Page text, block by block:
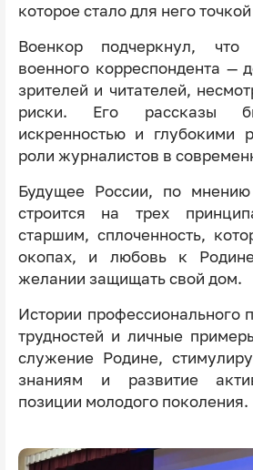
которое стало для него
Военкор подчеркнул, что
военного корреспондента —
зрителей и читателей,
риски. Его рассказы
искренностью и глубокими
роли журналистов в
Будущее России, по мнению
строится на трех
старшим, сплоченность,
окопах, и любовь к
желании защищать свой дом.
Истории профессионального
трудностей и личные
служение Родине,
знаниям и развитие
позиции молодого поколения.